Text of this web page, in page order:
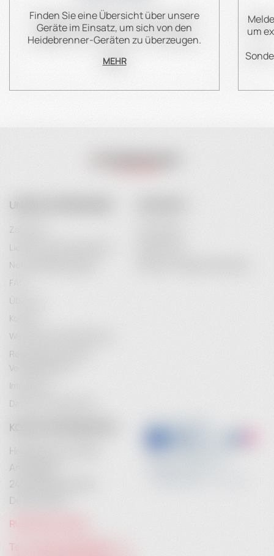
Finden Sie eine Übersicht über unsere
Geräte im Einsatz, um sich von den
Heidebrenner-Geräten zu überzeugen.
MEHR
um
UNSER UNTERNEHMEN
Zahlarten
Lieferung & Versandkosten
Nutzungsbedingungen
FAQ
Über uns
Kontakt
Wartung & Instandhaltung
Rechtliche Hinweise /
Vertragsschluss
Impressum
Datenschutzerklärung
KONTAKTINFORMATION
Heidebrenner GmbH
Am Anger 9
24539 Neumünster
Deutschland
RUFEN SIE UNS AN:
Tel. +49 (0) 4321 783 74 - 0